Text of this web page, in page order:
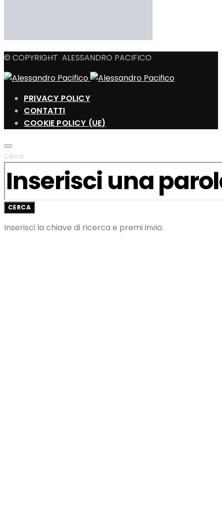
© COPYRIGHT ALESSANDRO PACIFICO
PRIVACY POLICY
CONTATTI
COOKIE POLICY (UE)
Cerca:
CERCA
Inserisci la chiave di ricerca e premi invio.